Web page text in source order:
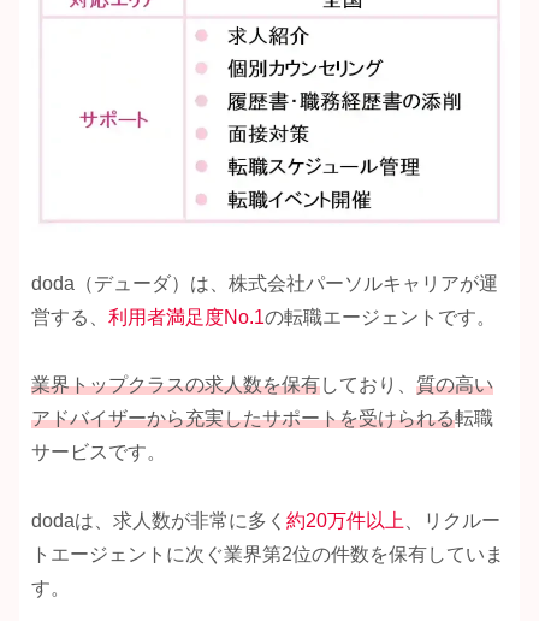
doda（デューダ）は、株式会社パーソルキャリアが運
営する、 利用者満足度No.1の転職エージェントです。
業界トップクラスの求人数を保有しており、 質の高い
アドバイザーから充実したサポートを受けられる転職
サービスです。
dodaは、求人数が非常に多く 約20万件以上
、リクルー
トエージェントに次ぐ業界第2位の件数を保有していま
す。